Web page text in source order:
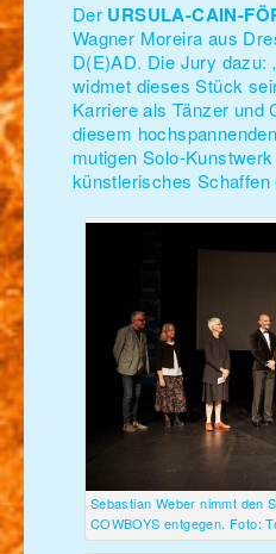
Der URSULA-CAIN-
Wagner Moreira aus
D(E)AD. Die Jury dazu:
widmet dieses Stück
Karriere als Tänzer und
diesem
mutigen Solo-
künstlerisches Schaffen
Sebastian Weber nimmt den
COWBOYS entgegen. Foto: